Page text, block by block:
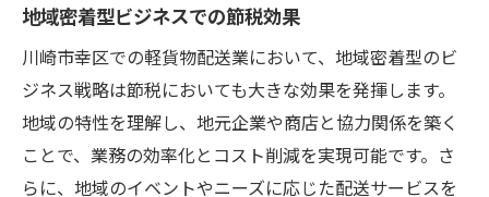
地域経済の動向と節税の関係
税務調査を回避するための準備
川崎市幸区特有の税制情報
専門家による節税相談の重要性
長期的視点での税制最適化の方法
地域密着型ビジネスでの節税効果
川崎市幸区での軽貨物配送業において、地域密着型のビ
ジネス戦略は節税においても大きな効果を発揮します。
地域の特性を理解し、地元企業や商店と協力関係を築く
ことで、業務の効率化とコスト削減を実現可能です。さ
らに、地域のイベントやニーズに応じた配送サービスを